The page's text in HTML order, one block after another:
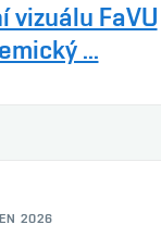
vizuálu FaVU
...
2026